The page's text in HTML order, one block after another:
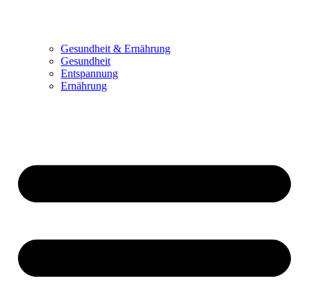
Gesundheit & Ernährung
Gesundheit
Entspannung
Ernährung